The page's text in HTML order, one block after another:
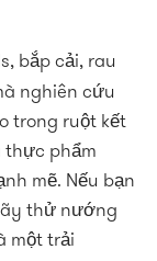
bắp cải, rau
nghiên cứu
trong ruột kết
thực phẩm
mẽ. Nếu bạn
thử nướng
một trải